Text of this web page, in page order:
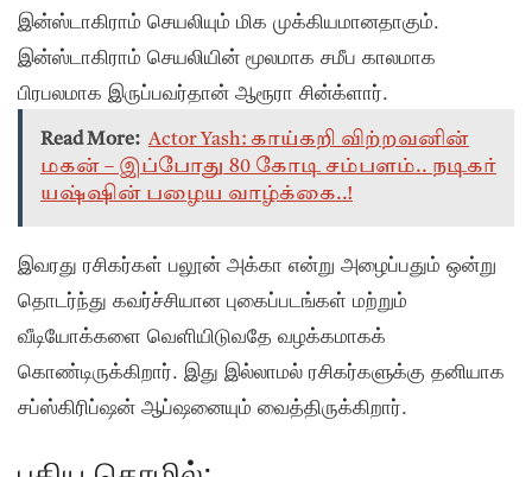
இன்ஸ்டாகிராம் செயலியும் மிக முக்கியமானதாகும்.
இன்ஸ்டாகிராம் செயலியின் மூலமாக சமீப காலமாக
பிரபலமாக இருப்பவர்தான் ஆரூரா சின்க்ளார்.
Read More: Actor Yash: காய்கறி விற்றவனின்
மகன் – இப்போது 80 கோடி சம்பளம்.. நடிகர்
யஷ்ஷின் பழைய வாழ்க்கை..!
இவரது ரசிகர்கள் பலூன் அக்கா என்று அழைப்பதும் ஒன்று
தொடர்ந்து கவர்ச்சியான புகைப்படங்கள் மற்றும்
வீடியோக்களை வெளியிடுவதே வழக்கமாகக்
கொண்டிருக்கிறார். இது இல்லாமல் ரசிகர்களுக்கு தனியாக
சப்ஸ்கிரிப்ஷன் ஆப்ஷனையும் வைத்திருக்கிறார்.